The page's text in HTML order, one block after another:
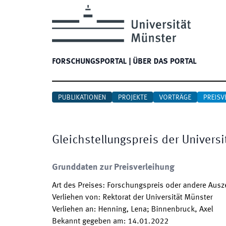
FORSCHUNGSPORTAL ÜBER DAS PORTAL
PUBLIKATIONEN PROJEKTE VORTRÄGE
Gleichstellungspreis der
Grunddaten zur Preisverleihung
Art des Preises: Forschungspreis oder andere
Verliehen von: Rektorat der Universität Münster
Verliehen an: Henning, Lena; Binnenbruck, Axel
Bekannt gegeben am: 14.01.2022